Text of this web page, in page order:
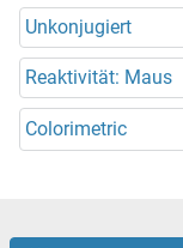
Unkonjugiert
Reaktivität: Maus
Colorimetric